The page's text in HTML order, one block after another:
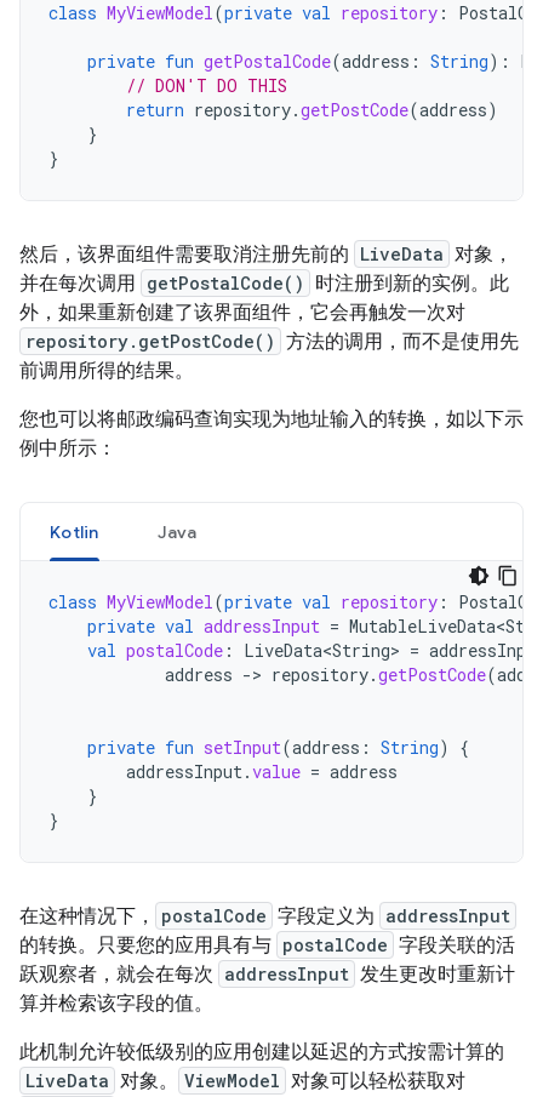
class MyViewModel(private val repository :
private fun getPostalCode(address : String):
// DON'T DO THIS
return repository.getPostCode(address)
}
}
然后，该界面组件需要取消注册先前的 LiveData 对象，
并在每次调用 getPostalCode()
时注册到新的实例。此
外，如果重新创建了该界面组件，它会再触发一次对
repository.getPostCode() 方法的调用，而不是使用先
前调用所得的结果。
您也可以将邮政编码查询实现为地址输入的转换，如以下示
例中所示：
Kotlin Java
class MyViewModel(private val repository :
private val addressInput =
val postalCode : LiveData<String> =
address -> repository.getPostCode(
private fun setInput(address : String)
{
addressInput.value = address
}
}
在这种情况下， postalCode 字段定义为 addressInput
的转换。只要您的应用具有与 postalCode 字段关联的活
跃观察者，就会在每次 addressInput 发生更改时重新计
算并检索该字段的值。
此机制允许较低级别的应用创建以延迟的方式按需计算的
LiveData 对象。 ViewModel 对象可以轻松获取对